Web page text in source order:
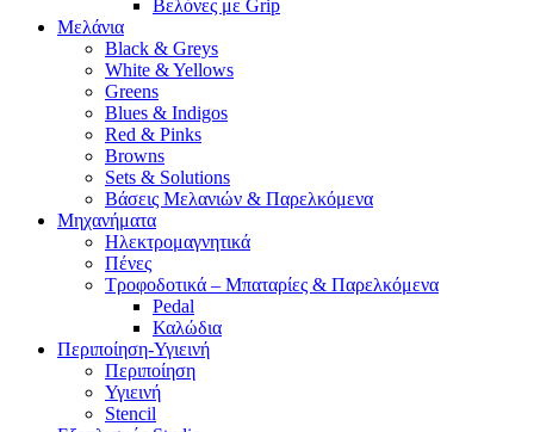
Βελόνες με Grip
Μελάνια
Black & Greys
White & Yellows
Greens
Blues & Indigos
Red & Pinks
Browns
Sets & Solutions
Βάσεις Μελανιών & Παρελκόμενα
Μηχανήματα
Ηλεκτρομαγνητικά
Πένες
Τροφοδοτικά – Μπαταρίες & Παρελκόμενα
Pedal
Καλώδια
Περιποίηση-Υγιεινή
Περιποίηση
Υγιεινή
Stencil